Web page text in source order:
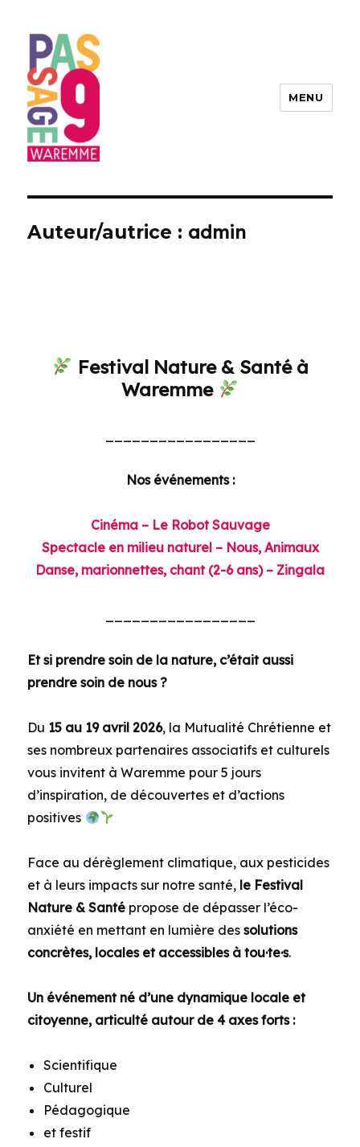
MENU
Auteur/autrice : admin
Festival Nature & Santé à
Waremme
Nos événements :
Cinéma – Le Robot Sauvage
Spectacle en milieu naturel – Nous, Animaux
Danse, marionnettes, chant (2-6 ans) – Zingala
Et si prendre soin de la nature, c’était aussi
prendre soin de nous ?
Du 15 au 19 avril 2026, la Mutualité Chrétienne et
ses nombreux partenaires associatifs et culturels
vous invitent à Waremme pour 5 jours
d’inspiration, de découvertes et d’actions
positives
Face au dérèglement climatique, aux pesticides
et à leurs impacts sur notre santé, le Festival
Nature & Santé propose de dépasser l’éco-
anxiété en mettant en lumière dessolutions
concrètes, locales et accessibles à tou·te·s.
Un événement né d’une dynamique locale et
citoyenne, articulté autour de 4 axes forts :
Scientifique
Culturel
Pédagogique
et festif